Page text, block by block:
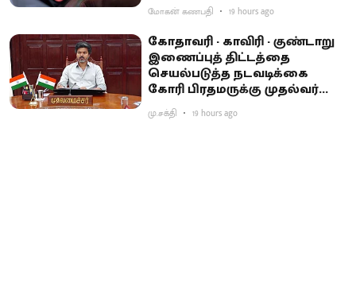
மோகன் கணபதி 19 hours ago
கோதாவரி - காவிரி - குண்டாறு
இணைப்புத் திட்டத்தை
செயல்படுத்த நடவடிக்கை
கோரி பிரதமருக்கு முதல்வர்
விஜய் கடிதம்
மு.சக்தி 19 hours ago